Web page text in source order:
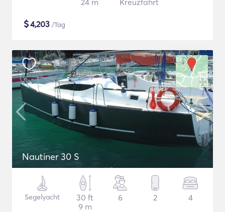
24 m
Kreuzfahrt
$4,203 /Tag
Nautiner 30 S
Segelyacht
30 ft
9 m
6 2 4